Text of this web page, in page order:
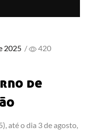
2025 / 420
de
até o dia 3 de agosto,